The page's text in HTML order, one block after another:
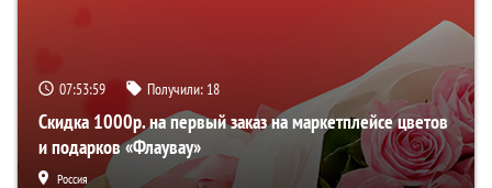
07:53:58 Получили: 18
Скидка 1000р. на первый заказ на маркетплейсе цветов
и подарков «Флаувау»
Россия